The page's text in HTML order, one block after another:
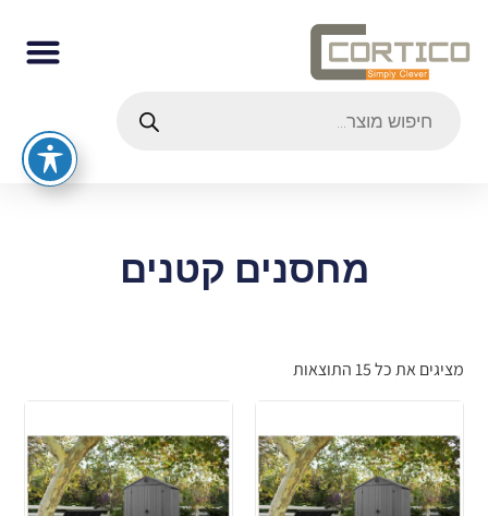
מחסנים קטנים
מציגים את כל ⁦15⁩ התוצאות